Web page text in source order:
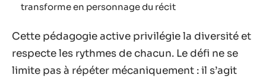
transforme en personnage du récit
Cette pédagogie active privilégie la diversité et
respecte les rythmes de chacun. Le défi ne se
limite pas à répéter mécaniquement : il s’agit